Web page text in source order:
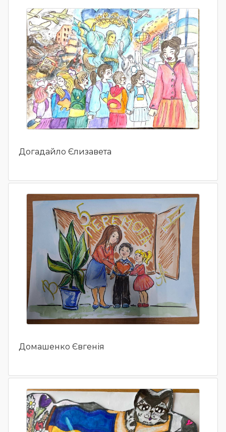
Догадайло Єлизавета
Домашенко Євгенія